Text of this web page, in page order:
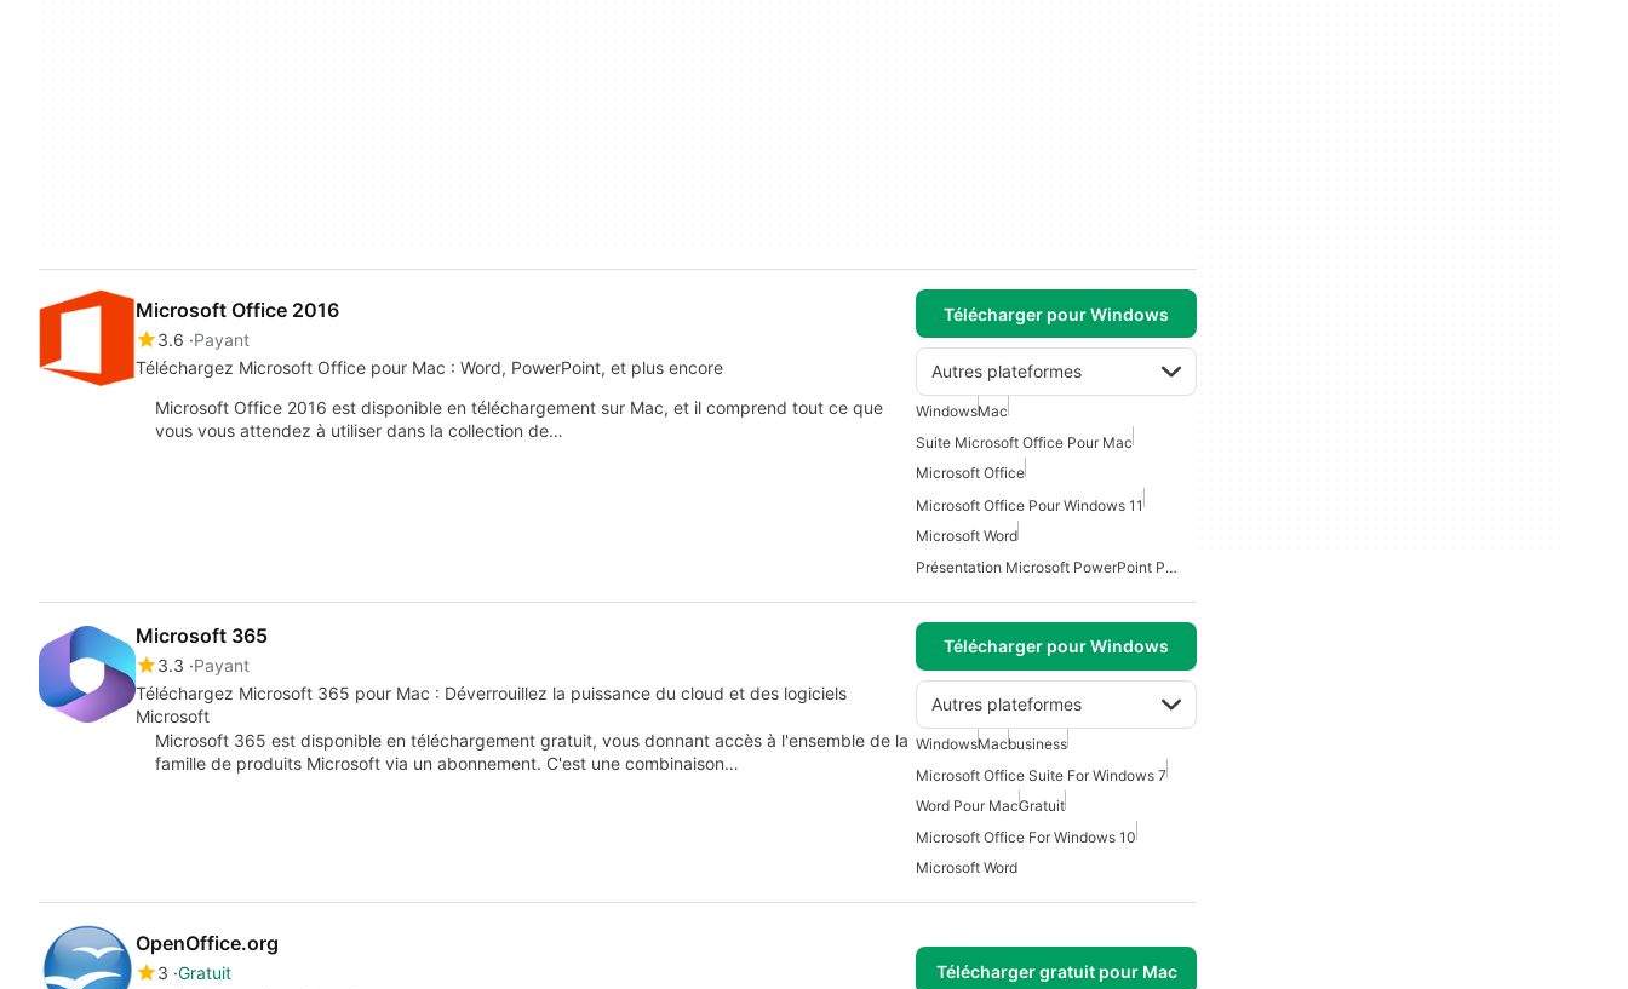
Microsoft Office 2016
3.6 Payant
Téléchargez Microsoft Office pour Mac : Word, PowerPoint, et plus encore
Télécharger pour Windows
Autres plateformes
Microsoft Office 2016 est disponible en téléchargement sur Mac, et il comprend tout ce que
vous vous attendez à utiliser dans la collection de…
WindowsMac
Suite Microsoft Office Pour Mac
Microsoft Office
Microsoft Office Pour Windows 11
Microsoft Word
Présentation Microsoft PowerPoint Pour Mac
Microsoft 365
3.3 Payant
Téléchargez Microsoft 365 pour Mac : Déverrouillez la puissance du cloud et des logiciels
Microsoft
Télécharger pour Windows
Autres plateformes
Microsoft 365 est disponible en téléchargement gratuit, vous donnant accès à l'ensemble de la
famille de produits Microsoft via un abonnement. C'est une combinaison…
WindowsMacbusiness
Microsoft Office Suite For Windows 7
Word Pour MacGratuit
Microsoft Office For Windows 10
Microsoft Word
OpenOffice.org
3 Gratuit
Télécharger gratuit pour Mac